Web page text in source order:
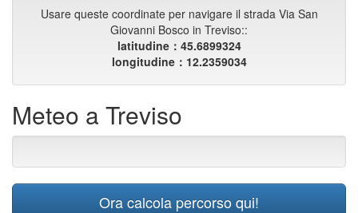
Usare queste coordinate per navigare il strada Via San
Giovanni Bosco in Treviso::
latitudine：45.6899324
longitudine：12.2359034
Meteo a Treviso
Ora calcola percorso qui!